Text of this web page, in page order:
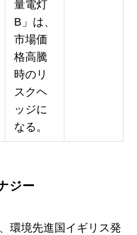
量電灯
B」は、
市場価
格高騰
時のリ
スクヘ
ッジに
なる。
ジー
環境先進国イギリス発